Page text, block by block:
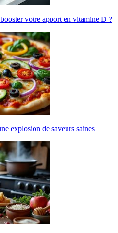
votre apport en vitamine D ?
explosion de saveurs saines